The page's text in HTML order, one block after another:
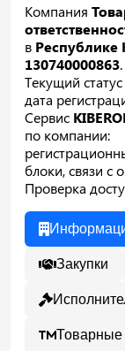
Компания
в Республике
130740000863.
Текущий
дата
Сервис
по компании:
блоки, связи с
Проверка
Закупки
Товарные